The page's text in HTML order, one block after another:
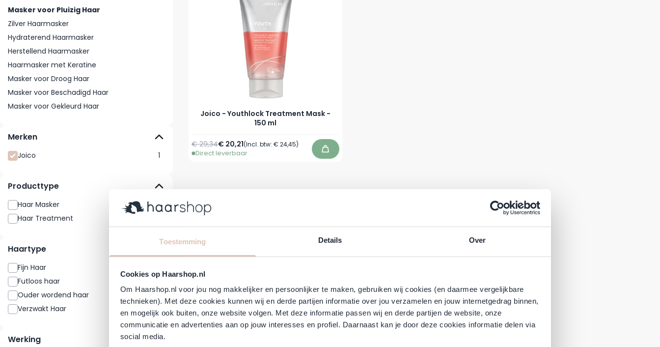
Toestemming Details Over
Cookies op Haarshop.nl
Om Haarshop.nl voor jou nog makkelijker en persoonlijker te maken, gebruiken wij cookies (en daarmee vergelijkbare
technieken). Met deze cookies kunnen wij en derde partijen informatie over jou verzamelen en jouw internetgedrag binnen,
en mogelijk ook buiten, onze website volgen. Met deze informatie passen wij en derde partijen de website, onze
communicatie en advertenties aan op jouw interesses en profiel. Daarnaast kan je door deze cookies informatie delen via
social media.
Masker voor Pluizig Haar
Zilver Haarmasker
Hydraterend Haarmasker
Herstellend Haarmasker
Haarmasker met Keratine
Masker voor Droog Haar
Masker voor Beschadigd Haar
Masker voor Gekleurd Haar
Merken
Joico 1
Producttype
Haar Masker
1
Haar Treatment
Haartype
Fijn Haar
Futloos haar
Ouder wordend haar
1
Verzwakt Haar
Werking
Joico - Youthlock Treatment Mask -
150 ml
Speciale prijs
€ 20,21
Normale prijs
€ 29,34 (Incl. btw: € 24,45)
Direct leverbaar In winkelwagen